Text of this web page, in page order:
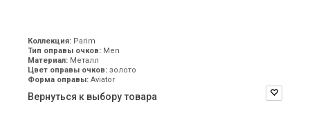
Коллекция: Parim
Тип оправы очков: Men
Материал: Металл
Цвет оправы очков: золото
Форма оправы: Aviator
Вернуться к выбору товара